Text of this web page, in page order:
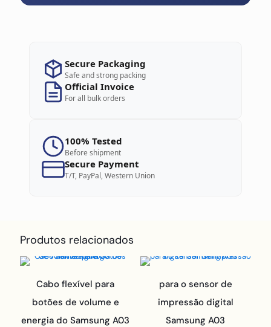
Secure Packaging
Safe and strong packing
Official Invoice
For all bulk orders
100% Tested
Before shipment
Secure Payment
T/T, PayPal, Western Union
Produtos relacionados
Cabo flexível para
botões de volume e
energia do Samsung A03
para o sensor de
impressão digital
Samsung A03